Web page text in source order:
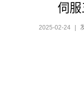
伺
2025-02-24 |